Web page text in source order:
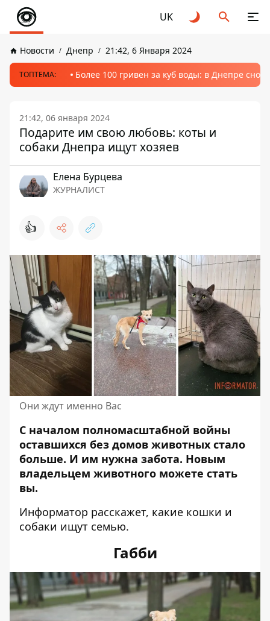
UK
Новости Днепр 21:42, 6 Января 2024
ТОПТЕМА: Более 100 гривен за куб воды: в Днепре
21:42, 06 января 2024
Подарите им свою любовь: коты и
собаки Днепра ищут хозяев
Елена Бурцева
ЖУРНАЛИСТ
👍
Они ждут именно Вас
С началом полномасштабной войны
оставшихся без домов животных стало
больше. И им нужна забота. Новым
владельцем животного можете стать
вы.
Информатор расскажет, какие кошки и
собаки ищут семью.
Габби